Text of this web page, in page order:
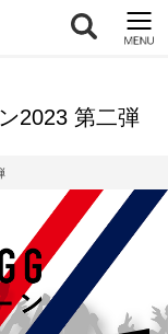
2023 第二弾